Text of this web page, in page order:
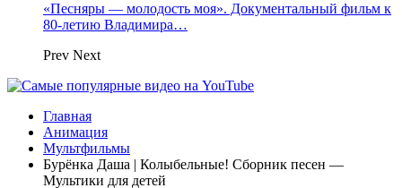
«Песняры — молодость моя». Документальный фильм к
80-летию Владимира…
Prev Next
Главная
Анимация
Мультфильмы
Бурёнка Даша | Колыбельные! Сборник песен —
Мультики для детей